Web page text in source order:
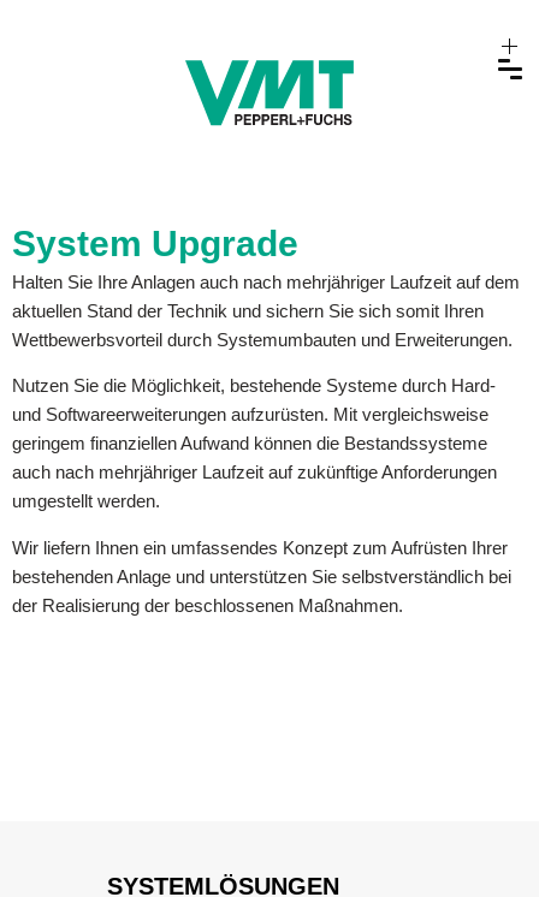
System Upgrade
Halten Sie Ihre Anlagen auch nach mehrjähriger Laufzeit auf dem
aktuellen Stand der Technik und sichern Sie sich somit Ihren
Wettbewerbsvorteil durch Systemumbauten und Erweiterungen.
Nutzen Sie die Möglichkeit, bestehende Systeme durch Hard-
und Softwareerweiterungen aufzurüsten. Mit vergleichsweise
geringem finanziellen Aufwand können die Bestandssysteme
auch nach mehrjähriger Laufzeit auf zukünftige Anforderungen
umgestellt werden.
Wir liefern Ihnen ein umfassendes Konzept zum Aufrüsten Ihrer
bestehenden Anlage und unterstützen Sie selbstverständlich bei
der Realisierung der beschlossenen Maßnahmen.
SYSTEMLÖSUNGEN